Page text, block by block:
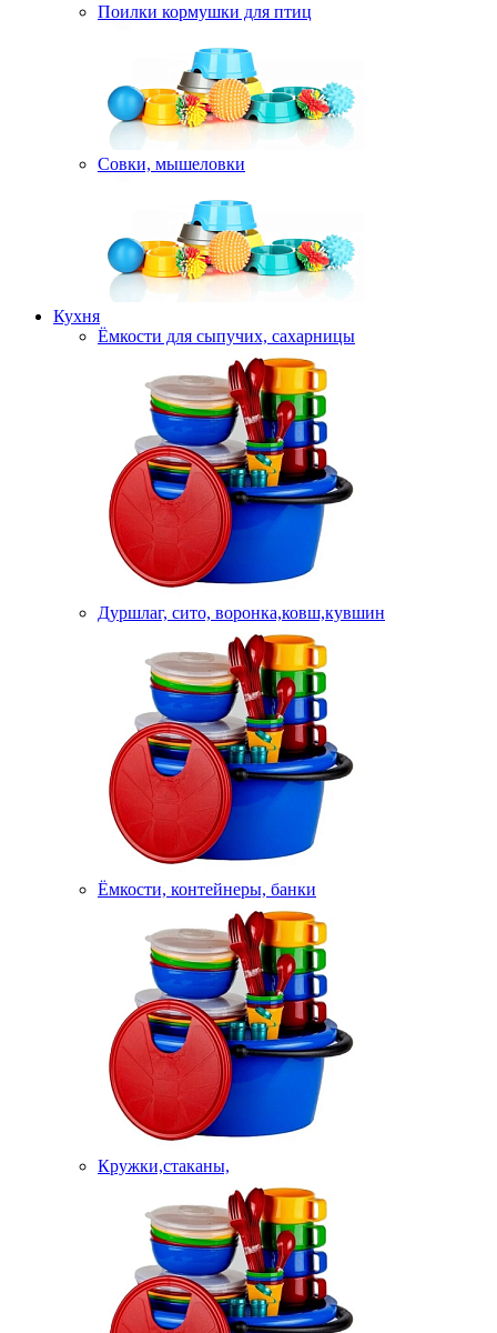
Поилки кормушки для птиц
Совки, мышеловки
Кухня
Ёмкости для сыпучих, сахарницы
Дуршлаг, сито, воронка,ковш,кувшин
Ёмкости, контейнеры, банки
Кружки,стаканы,